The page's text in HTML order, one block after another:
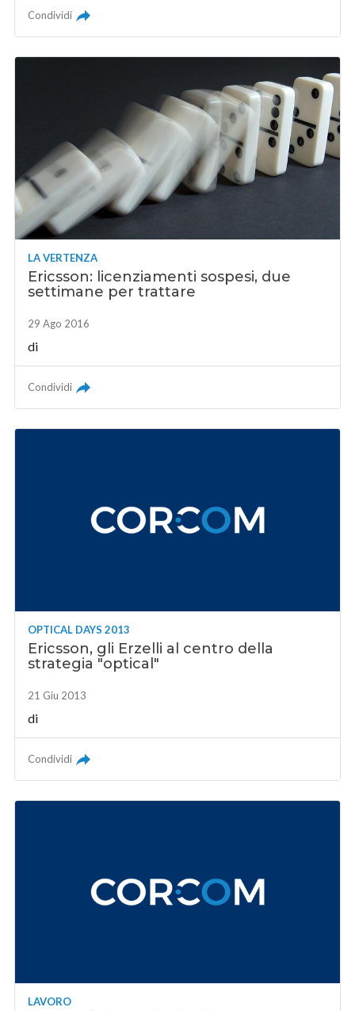
Condividi
LA VERTENZA
Ericsson: licenziamenti sospesi, due
settimane per trattare
29 Ago 2016
di
Condividi
OPTICAL DAYS 2013
Ericsson, gli Erzelli al centro della
strategia "optical"
21 Giu 2013
di
Condividi
LAVORO